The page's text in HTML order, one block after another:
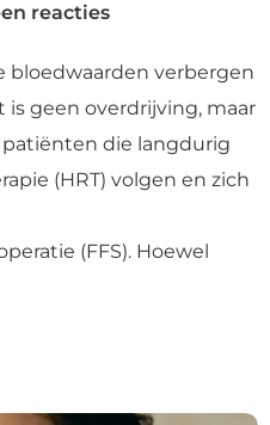
reacties
bloedwaarden verbergen
is geen overdrijving, maar
die langdurig
(HRT) volgen en zich
(FFS). Hoewel